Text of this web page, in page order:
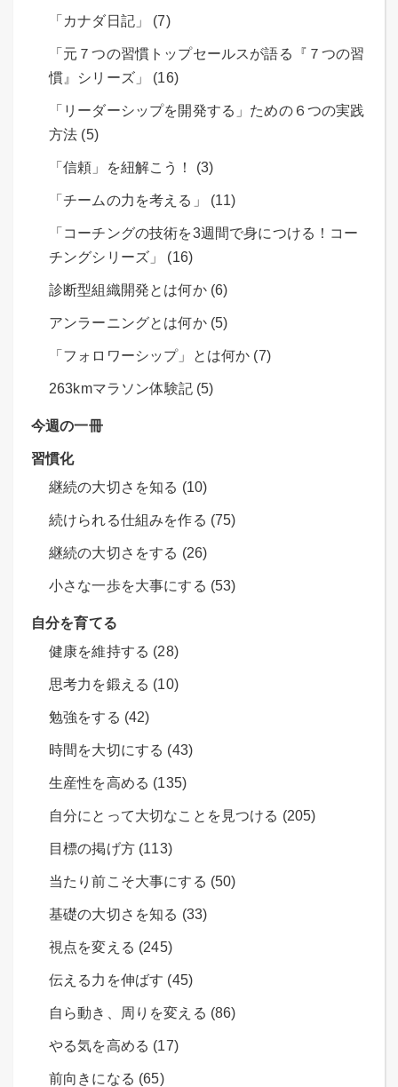
「カナダ日記」 (7)
「元７つの習慣トップセールスが語る『７つの習
慣』シリーズ」 (16)
「リーダーシップを開発する」ための６つの実践
方法 (5)
「信頼」を紐解こう！ (3)
「チームの力を考える」 (11)
「コーチングの技術を3週間で身につける！コー
チングシリーズ」 (16)
診断型組織開発とは何か (6)
アンラーニングとは何か (5)
「フォロワーシップ」とは何か (7)
263kmマラソン体験記 (5)
今週の一冊
習慣化
継続の大切さを知る (10)
続けられる仕組みを作る (75)
継続の大切さをする (26)
小さな一歩を大事にする (53)
自分を育てる
健康を維持する (28)
思考力を鍛える (10)
勉強をする (42)
時間を大切にする (43)
生産性を高める (135)
自分にとって大切なことを見つける (205)
目標の掲げ方 (113)
当たり前こそ大事にする (50)
基礎の大切さを知る (33)
視点を変える (245)
伝える力を伸ばす (45)
自ら動き、周りを変える (86)
やる気を高める (17)
前向きになる (65)